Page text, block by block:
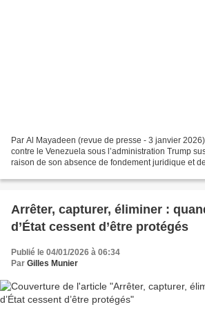
Par Al Mayadeen (revue de presse - 3 janvier
contre le Venezuela sous l’administration Trump
raison de son absence de fondement juridique et
Arrêter, capturer, éliminer :
d’État cessent d’être protégés
Publié le 04/01/2026 à 06:34
Par Gilles Munier